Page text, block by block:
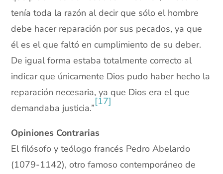
tenía toda la razón al decir que sólo el hombre
debe hacer reparación por sus pecados, ya que
él es el que faltó en cumplimiento de su deber.
De igual forma estaba totalmente correcto al
indicar que únicamente Dios pudo haber hecho la
reparación necesaria, ya que Dios era el que
demandaba justicia.”
[17]
Opiniones Contrarias
El filósofo y teólogo francés Pedro Abelardo
(1079-1142), otro famoso contemporáneo de